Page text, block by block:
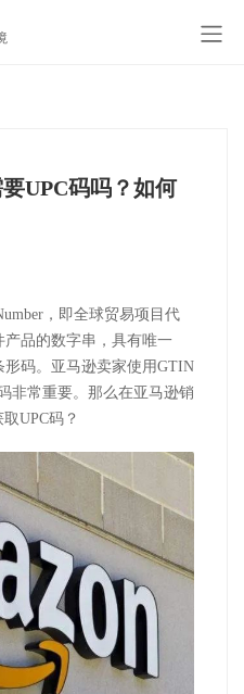
UPC码吗？如何
，即全球贸易项目代
品的数字串，具有唯一
码。亚马逊卖家使用GTIN
非常重要。那么在亚马逊销
UPC码？